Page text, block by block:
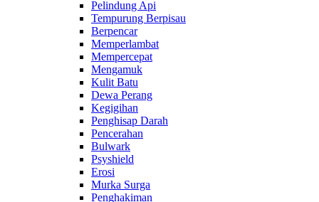
Pelindung Api
Tempurung Berpisau
Berpencar
Memperlambat
Mempercepat
Mengamuk
Kulit Batu
Dewa Perang
Kegigihan
Penghisap Darah
Pencerahan
Bulwark
Psyshield
Erosi
Murka Surga
Penghakiman